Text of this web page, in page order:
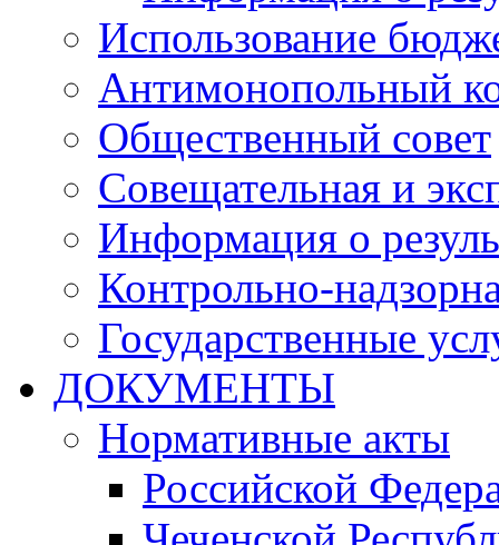
Использование
Антимонопольный
Общественный совет
Совещательная и
Информация о
Контрольно-
Государственные
ДОКУМЕНТЫ
Нормативные акты
Российской